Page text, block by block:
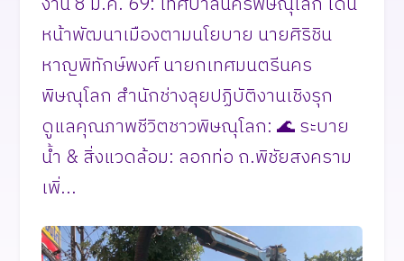
หน้าพัฒนาเมืองตามนโยบาย นายศิริชิน
หาญพิทักษ์พงศ์ นายกเทศมนตรีนคร
พิษณุโลก สำนักช่างลุยปฏิบัติงานเชิงรุก
ดูแลคุณภาพชีวิตชาวพิษณุโลก: 🌊 ระบาย
น้ำ & สิ่งแวดล้อม: ลอกท่อ ถ.พิชัยสงคราม
เพิ่...